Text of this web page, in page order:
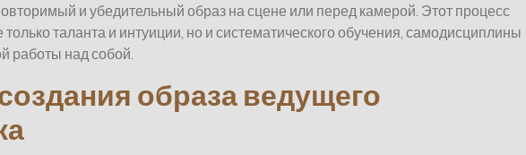
и убедительный образ на сцене или перед камерой. Этот процесс
только таланта и интуиции, но и систематического обучения, самодисциплины
работы над собой.
образа ведущего